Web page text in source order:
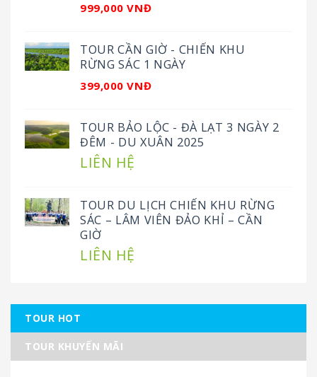
999,000 VNĐ
TOUR CẦN GIỜ - CHIẾN KHU
RỪNG SÁC 1 NGÀY
399,000 VNĐ
TOUR BẢO LỘC - ĐÀ LẠT 3 NGÀY 2
ĐÊM - DU XUÂN 2025
LIÊN HỆ
TOUR DU LỊCH CHIẾN KHU RỪNG
SÁC – LÂM VIÊN ĐẢO KHỈ – CẦN
GIỜ
LIÊN HỆ
TOUR HOT
TOUR KHUYẾN MÃI